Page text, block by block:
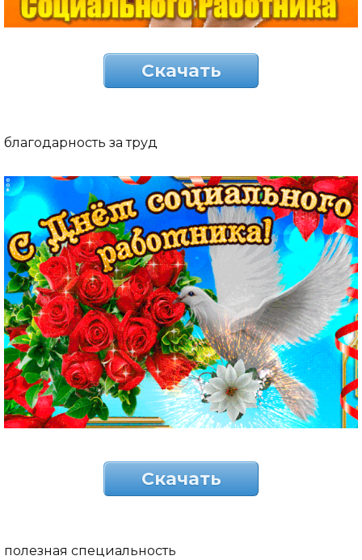
Скачать
благодарность за труд
Скачать
полезная специальность